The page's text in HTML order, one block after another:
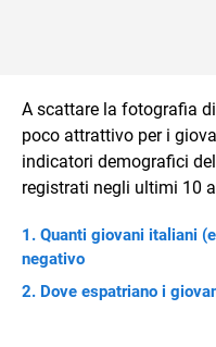
A scattare la fotografia
poco attrattivo per i
indicatori demografici
registrati negli ultimi 10
Quanti giovani italiani
negativo
Dove espatriano i